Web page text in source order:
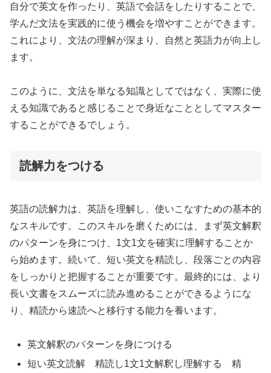
自分で英文を作ったり、英語で会話をしたりすることで、
学んだ文法を実践的に使う機会を増やすことができます。
これにより、文法の理解が深まり、自然と英語力が向上し
ます。
このように、文法を単なる知識としてではなく、実際に使
える知識であると感じることで身近なこととしてマスター
することができるでしょう。
読解力をつける
英語の読解力は、英語を理解し、使いこなすための基本的
なスキルです。このスキルを磨くためには、まず英文解釈
のパターンを身につけ、1文1文を確実に理解することか
ら始めます。続いて、短い英文を精読し、段落ごとの内容
をしっかりと把握することが重要です。最終的には、より
長い文書をスムーズに読み進めることができるようにな
り、精読から速読へと移行する能力を養います。
英文解釈のパターンを身につける
短い英文読解 精読し1文1文解釈し理解する 精